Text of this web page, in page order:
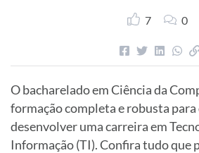
7 0
O bacharelado em Ciência da
formação completa e robusta
desenvolver uma carreira em
Informação (TI). Confira tudo que